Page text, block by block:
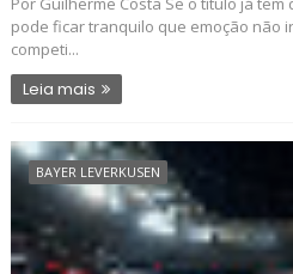
pode ficar tranquilo que emoção não
competi...
Leia mais
BAYER LEVERKUSEN